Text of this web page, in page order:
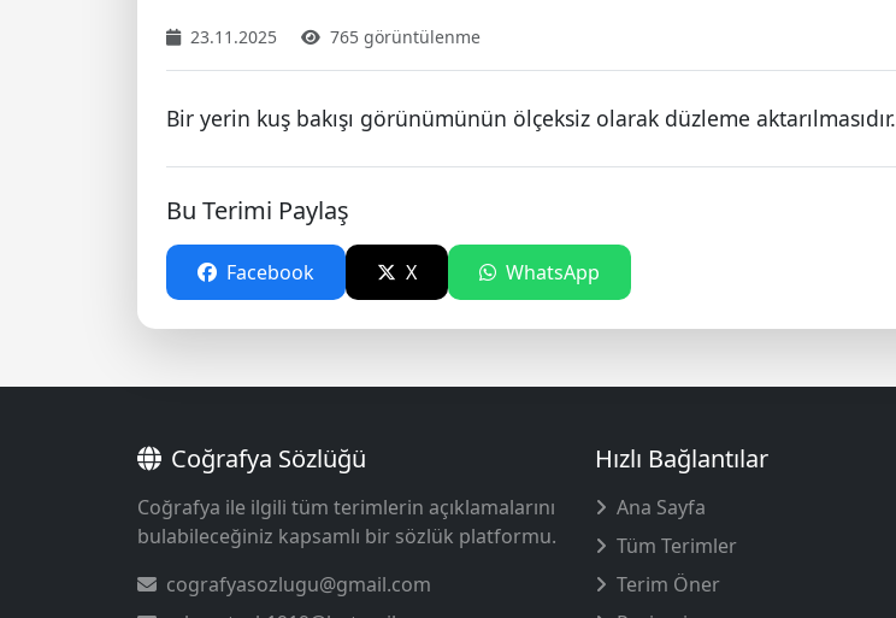
23.11.2025 765 görüntülenme
Bir yerin kuş bakışı görünümünün ölçeksiz olarak düzleme aktarılmasıdır.
Bu Terimi Paylaş
Facebook X WhatsApp
Coğrafya Sözlüğü
Coğrafya ile ilgili tüm terimlerin açıklamalarını
bulabileceğiniz kapsamlı bir sözlük platformu.
cografyasozlugu@gmail.com
Hızlı Bağlantılar
Ana Sayfa
Tüm Terimler
Terim Öner